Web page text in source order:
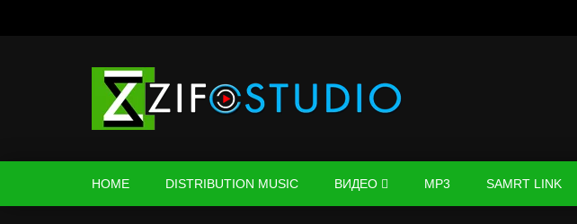
HOME DISTRIBUTION MUSIC ВИДЕО MP3 SAMRT LINK